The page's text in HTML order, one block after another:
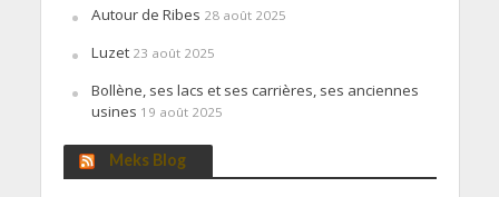
Autour de Ribes 28 août 2025
Luzet 23 août 2025
Bollène, ses lacs et ses carrières, ses anciennes
usines 19 août 2025
Meks Blog